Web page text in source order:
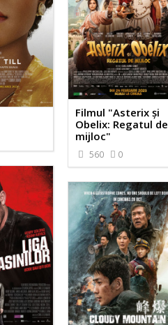
Filmul "Asterix și
Obelix: Regatul de
mijloc"
560 0